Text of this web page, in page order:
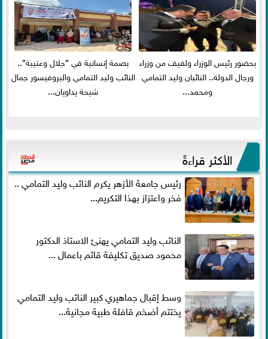
بحضور رئيس الوزراء ولفيف من وزراء
ورجال الدولة.. النائبان وليد التمامي
ومحمد...
بصمة إنسانية في ”جلال وعتيبة”..
النائب وليد التمامي والبروفيسور جمال
شيحة يداويان...
الأكثر قراءةً
رئيس جامعة الأزهر يكرم النائب وليد التمامي ..
فخر واعتزاز بهذا التكريم...
النائب وليد التمامي يهنئ الاستاذ الدكتور
محمود صديق تكليفة قائم باعمال ...
وسط إقبال جماهيري كبير النائب وليد التمامي
يختتم أضخم قافلة طبية مجانية...